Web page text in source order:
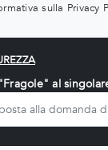
sulla Privacy
al